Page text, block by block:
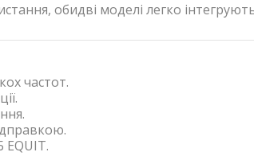
обидві моделі легко
частот.